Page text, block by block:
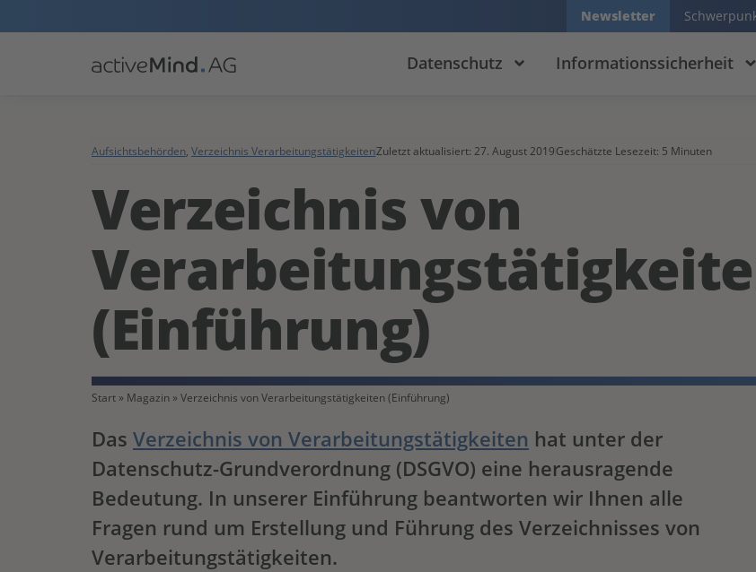
Newsletter
Datenschutz Informationssicherheit
Aufsichtsbehörden, Verzeichnis VerarbeitungstätigkeitenZuletzt aktualisiert: 27. August 2019Geschätzte Lesezeit: 5 Minuten
Verzeichnis von
(Einführung)
Start » Magazin »Verzeichnis von Verarbeitungstätigkeiten (Einführung)
Das Verzeichnis von Verarbeitungstätigkeiten hat unter der
Datenschutz-Grundverordnung (DSGVO) eine herausragende
Bedeutung. In unserer Einführung beantworten wir Ihnen alle
Fragen rund um Erstellung und Führung des Verzeichnisses von
Verarbeitungstätigkeiten.